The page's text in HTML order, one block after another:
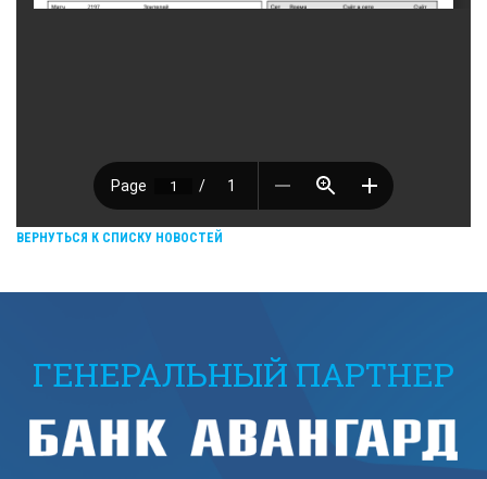
ВЕРНУТЬСЯ К СПИСКУ НОВОСТЕЙ
ГЕНЕРАЛЬНЫЙ ПАРТНЕР